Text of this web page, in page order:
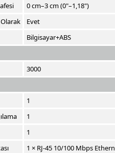
0 cm–3 cm (0"–1,18")
Evet
Bilgisayar+ABS
3000
1
1
1
1 × RJ-45 10/100 Mbps